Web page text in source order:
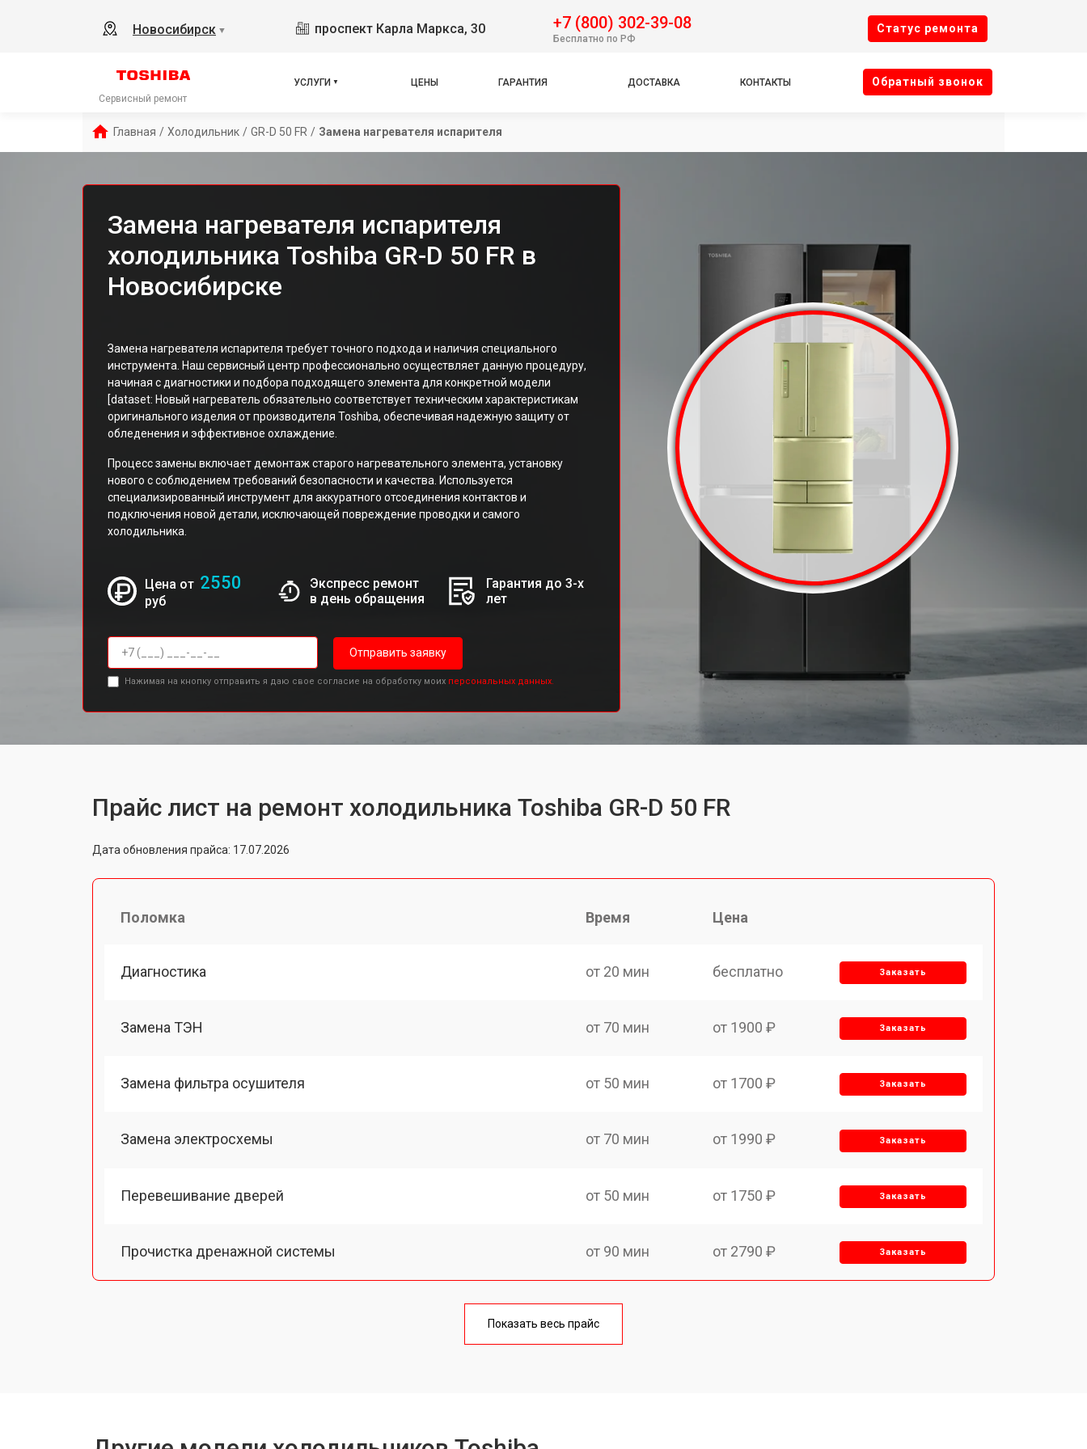
Новосибирск ▼ проспект Карла Маркса, 30 +7 (800) 302-39-08
Бесплатно по РФ
Cтатус ремонта
Сервисный ремонт
УСЛУГИ ЦЕНЫ ГАРАНТИЯ ДОСТАВКА КОНТАКТЫ Oбратный звонок
Главная / Холодильник / GR-D 50 FR / Замена нагревателя испарителя
Замена нагревателя испарителя
холодильника Toshiba GR-D 50 FR в
Новосибирске
Замена нагревателя испарителя требует точного подхода и наличия специального
инструмента. Наш сервисный центр профессионально осуществляет данную процедуру,
начиная с диагностики и подбора подходящего элемента для конкретной модели
[dataset: Новый нагреватель обязательно соответствует техническим характеристикам
оригинального изделия от производителя Toshiba, обеспечивая надежную защиту от
обледенения и эффективное охлаждение.
Процесс замены включает демонтаж старого нагревательного элемента, установку
нового с соблюдением требований безопасности и качества. Используется
специализированный инструмент для аккуратного отсоединения контактов и
подключения новой детали, исключающей повреждение проводки и самого
холодильника.
Цена от 2550
руб
Экспресс ремонт
в день обращения
Гарантия до 3-х
лет
Отправить заявку
Нажимая на кнопку отправить я даю свое согласие на обработку моих персональных данных.
Прайс лист на ремонт холодильника Toshiba GR-D 50 FR
Дата обновления прайса: 17.07.2026
Поломка Время Цена
Диагностика от 20 мин бесплатно Заказать
Замена ТЭН от 70 мин от 1900 ₽ Заказать
Замена фильтра осушителя от 50 мин от 1700 ₽ Заказать
Замена электросхемы от 70 мин от 1990 ₽ Заказать
Перевешивание дверей от 50 мин от 1750 ₽ Заказать
Прочистка дренажной системы от 90 мин от 2790 ₽ Заказать
от 50 мин
Показать весь прайс